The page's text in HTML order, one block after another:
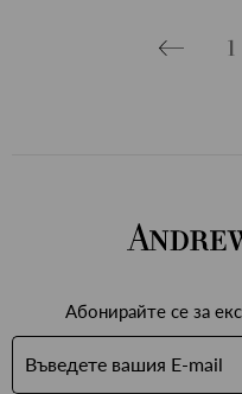
1
Абонирайте се за